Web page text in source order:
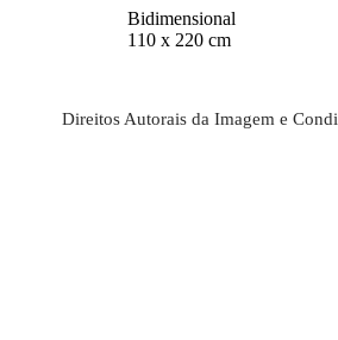
Bidimensional
110 x 220 cm
Direitos Autorais da Imagem e